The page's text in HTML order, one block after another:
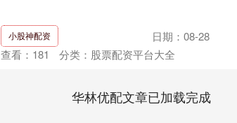
小股神配资 日期：08-28
查看： 181 分类： 股票配资平台大全
华林优配文章已加载完成